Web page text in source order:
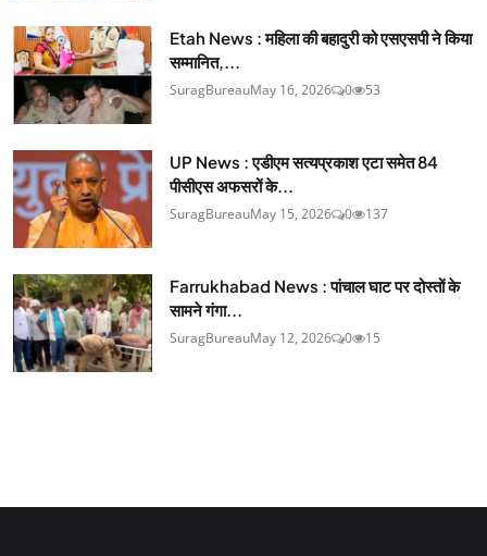
Etah News : महिला की बहादुरी को एसएसपी ने किया
सम्मानित,...
SuragBureauMay 16, 2026 0 53
UP News : एडीएम सत्यप्रकाश एटा समेत 84
पीसीएस अफसरों के...
SuragBureauMay 15, 2026 0 137
Farrukhabad News : पांचाल घाट पर दोस्तों के
सामने गंगा...
SuragBureauMay 12, 2026 0 15